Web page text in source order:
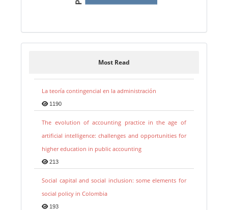
Most Read
La teoría contingencial en la administración
1190
The evolution of accounting practice in the age of
artificial intelligence: challenges and opportunities for
higher education in public accounting
213
Social capital and social inclusion: some elements for
social policy in Colombia
193